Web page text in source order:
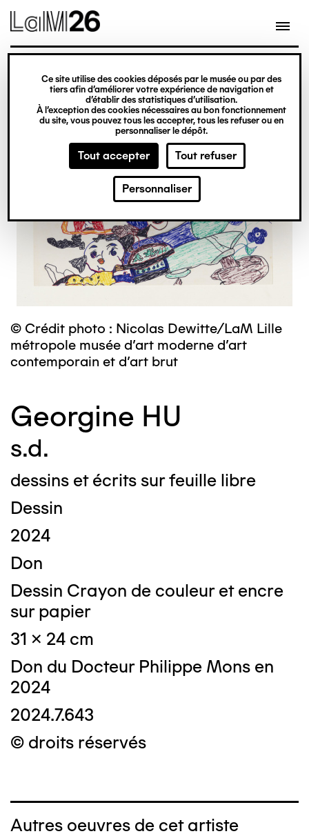
Gestion des cookies
Ce site utilise des cookies déposés par le musée ou par des
tiers afin d’améliorer votre expérience de navigation et
d’établir des statistiques d’utilisation.
À l’exception des cookies nécessaires au bon fonctionnement
du site, vous pouvez tous les accepter, tous les refuser ou en
personnaliser le dépôt.
Tout accepter Tout refuser
Personnaliser
contenu
© Crédit photo : Nicolas Dewitte/LaM Lille
métropole musée d’art moderne d’art
contemporain et d’art brut
Georgine HU
s.d.
dessins et écrits sur feuille libre
Dessin
2024
Don
Dessin Crayon de couleur et encre
sur papier
31 x 24 cm
Don du Docteur Philippe Mons en
2024
2024.7.643
© droits réservés
Autres oeuvres de cet artiste